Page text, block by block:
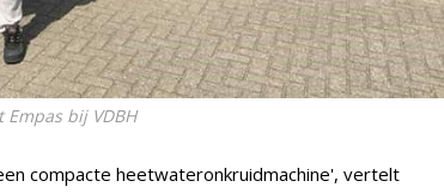
bij VDBH
compacte heetwateronkruidmachine', vertelt